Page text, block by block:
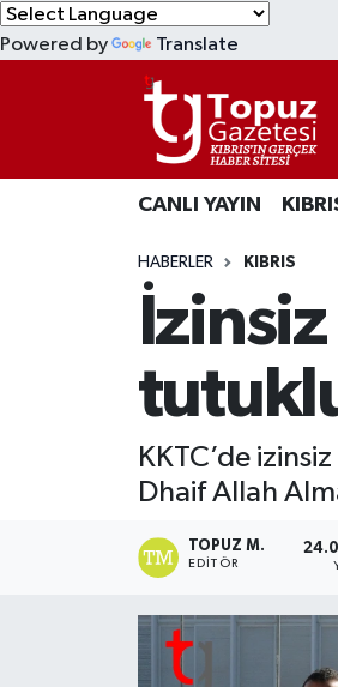
Powered by Translate
CANLI YAYIN
HABERLER KIBRIS
KKTC’de
Dhaif Allah
TOPUZ M.
EDITÖR
EKONOMİ
MAGAZİN
TEKNOLOJİ
Lefkoşa Nöbetçi Eczaneler
Lefkoşa Hava Durumu
Lefkoşa Trafik Yoğunluk
Süper Lig Puan Durumu ve
Tüm Manşetler
Son Dakika Haberleri
Haber Arşivi